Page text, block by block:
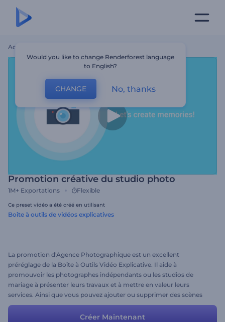
Accueil
Promotion créative du studio photo
1M+ Exportations Flexible
Ce preset vidéo a été créé en utilisant
Boîte à outils de vidéos explicatives
La promotion d'Agence Photographique est un excellent
préréglage de la Boîte à Outils Vidéo Explicative. Il aide à
promouvoir les photographes indépendants ou les studios de
mariage à présenter leurs travaux et à mettre en valeur leurs
services. Ainsi que vous pouvez ajouter ou supprimer des scènes
Créer Maintenant
Would you like to change Renderforest language
to English?
CHANGE No, thanks